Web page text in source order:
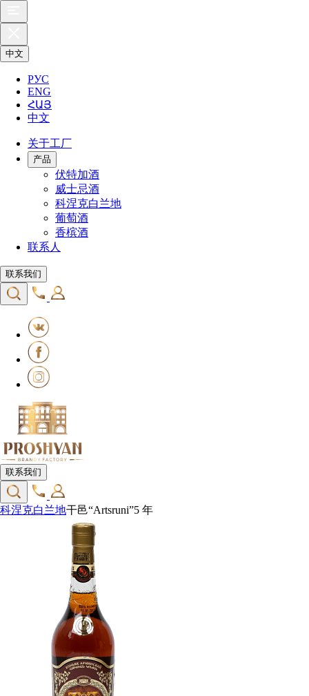
中文
РУС
ENG
ՀԱՅ
中文
关于工厂
产品
伏特加酒
威士忌酒
科涅克白兰地
葡萄酒
香槟酒
联系人
联系我们
联系我们
科涅克白兰地干邑“Artsruni”5 年